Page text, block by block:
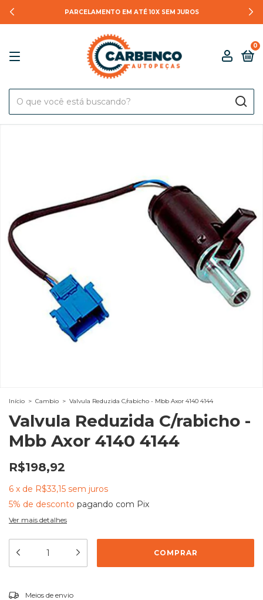
PARCELAMENTO EM ATÉ 10X SEM JUROS
0
Início > Cambio > Valvula Reduzida C/rabicho - Mbb Axor 4140 4144
Valvula Reduzida C/rabicho -
Mbb Axor 4140 4144
R$198,92
6 x de R$33,15 sem juros
5% de desconto pagando com Pix
Ver mais detalhes
Entregas para o CEP:
Meios de envio